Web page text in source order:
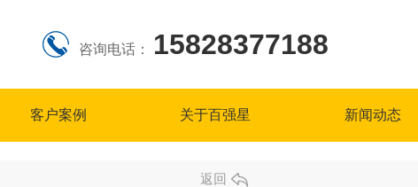
咨询电话： 15828377188
客户案例 关于百强星 新闻动态
返回